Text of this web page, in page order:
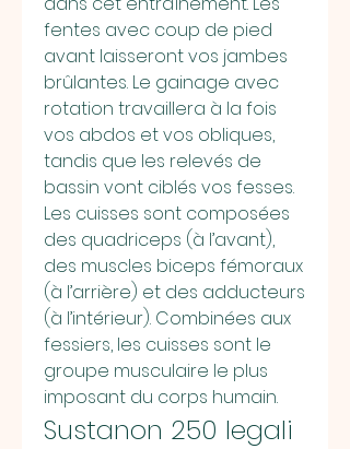
fentes avec coup de pied
avant laisseront vos jambes
brûlantes. Le gainage avec
rotation travaillera à la fois
vos abdos et vos obliques,
tandis que les relevés de
bassin vont ciblés vos fesses.
Les cuisses sont composées
des quadriceps (à l’avant),
des muscles biceps fémoraux
(à l’arrière) et des adducteurs
(à l’intérieur). Combinées aux
fessiers, les cuisses sont le
groupe musculaire le plus
imposant du corps humain.
Sustanon 250 legali